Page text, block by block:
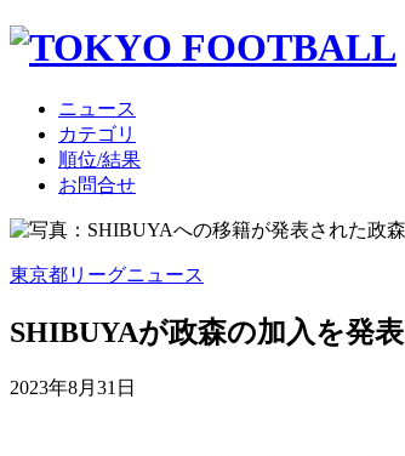
ニュース
カテゴリ
順位/結果
お問合せ
東京都リーグニュース
SHIBUYAが政森の加入を発表
2023年8月31日